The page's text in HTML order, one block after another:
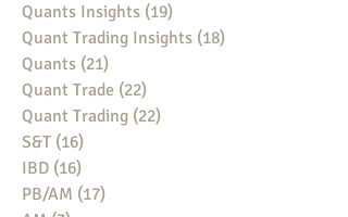
Quants Insights (19)
Quant Trading Insights (18)
Quants (21)
Quant Trade (22)
Quant Trading (22)
S&T (16)
IBD (16)
PB/AM (17)